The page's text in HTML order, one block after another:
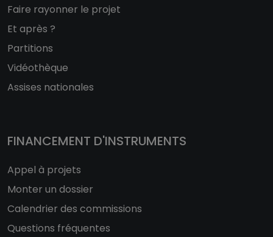
Faire rayonner le projet
Et après ?
Partitions
Vidéothèque
Assises nationales
FINANCEMENT D'INSTRUMENTS
Appel à projets
Monter un dossier
Calendrier des commissions
Questions fréquentes